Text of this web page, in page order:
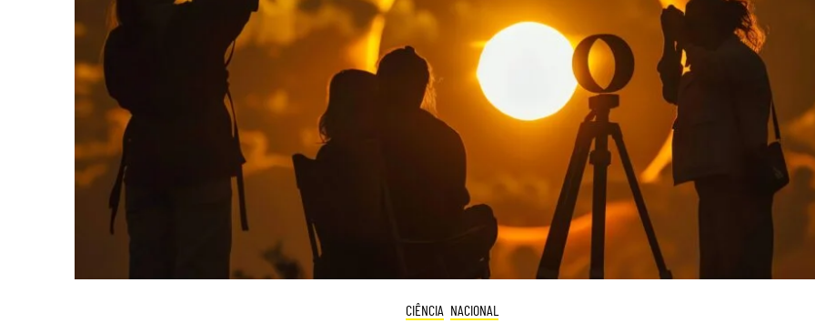
CIÊNCIA NACIONAL